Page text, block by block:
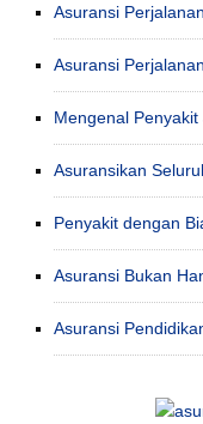
Asuransi
Asuransi
Mengenal
Asuransikan
Penyakit dengan
Asuransi Bukan
Asuransi